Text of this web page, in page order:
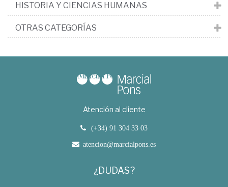
HISTORIA Y CIENCIAS HUMANAS
OTRAS CATEGORÍAS
Atención al cliente
(+34) 91 304 33 03
atencion@marcialpons.es
¿DUDAS?